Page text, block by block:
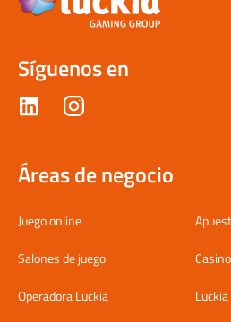
Síguenos en
Áreas de negocio
Juego online
Salones de juego
Operadora Luckia
Luckia